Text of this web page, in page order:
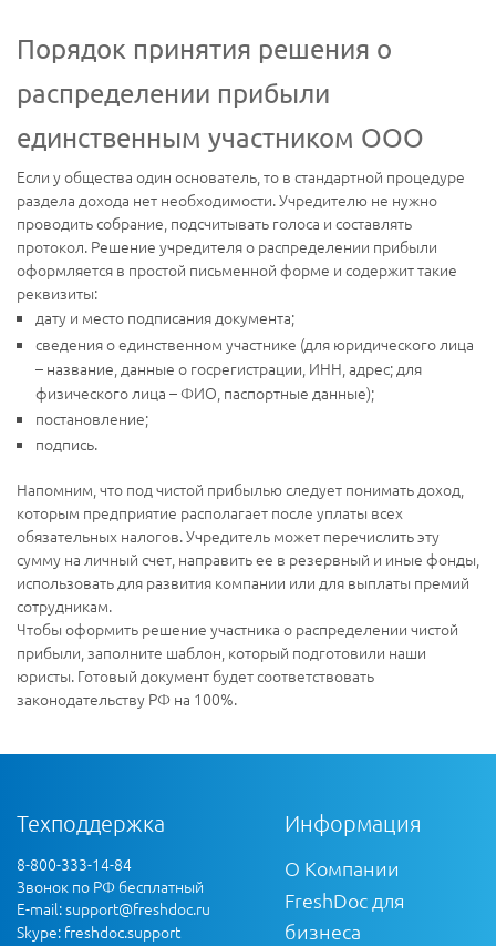
Порядок принятия решения о
распределении прибыли
единственным участником ООО
Если у общества один основатель, то в стандартной процедуре
раздела дохода нет необходимости. Учредителю не нужно
проводить собрание, подсчитывать голоса и составлять
протокол. Решение учредителя о распределении прибыли
оформляется в простой письменной форме и содержит такие
реквизиты:
дату и место подписания документа;
сведения о единственном участнике (для юридического лица
– название, данные о госрегистрации, ИНН, адрес; для
физического лица – ФИО, паспортные данные);
постановление;
подпись.
Напомним, что под чистой прибылью следует понимать доход,
которым предприятие располагает после уплаты всех
обязательных налогов. Учредитель может перечислить эту
сумму на личный счет, направить ее в резервный и иные фонды,
использовать для развития компании или для выплаты премий
сотрудникам.
Чтобы оформить решение участника о распределении чистой
прибыли, заполните шаблон, который подготовили наши
юристы. Готовый документ будет соответствовать
законодательству РФ на 100%.
Техподдержка
8-800-333-14-84
Звонок по РФ бесплатный
E-mail:support@freshdoc.ru
Skype: freshdoc.support
Информация
О Компании
FreshDoc для
бизнеса